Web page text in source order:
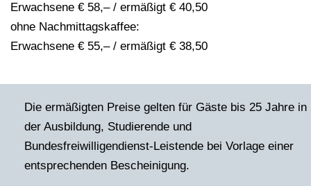
Erwachsene € 58,– / ermäßigt € 40,50
ohne Nachmittagskaffee:
Erwachsene € 55,– / ermäßigt € 38,50
Die ermäßigten Preise gelten für Gäste bis 25 Jahre in
der Ausbildung, Studierende und
Bundesfreiwilligendienst-Leistende bei Vorlage einer
entsprechenden Bescheinigung.